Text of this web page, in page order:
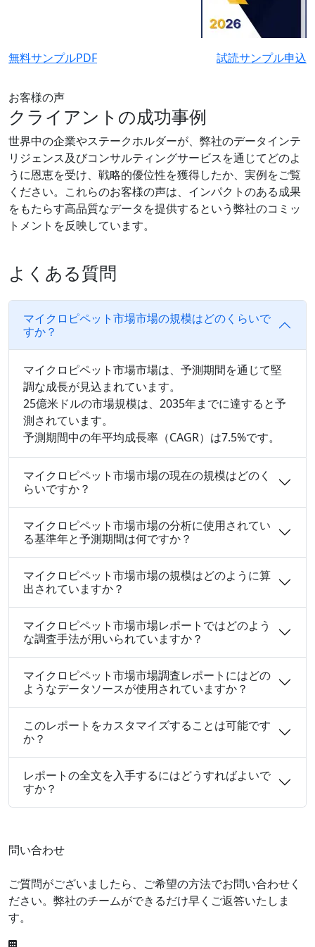
無料サンプルPDF 試読サンプル申込
お客様の声
クライアントの成功事例
世界中の企業やステークホルダーが、弊社のデータインテ
リジェンス及びコンサルティングサービスを通じてどのよ
うに恩恵を受け、戦略的優位性を獲得したか、実例をご覧
ください。これらのお客様の声は、インパクトのある成果
をもたらす高品質なデータを提供するという弊社のコミッ
トメントを反映しています。
よくある質問
マイクロピペット市場市場の規模はどのくらいで
すか？
マイクロピペット市場市場は、予測期間を通じて堅
調な成長が見込まれています。
25億米ドルの市場規模は、2035年までに達すると予
測されています。
予測期間中の年平均成長率（CAGR）は7.5%です。
マイクロピペット市場市場の現在の規模はどのく
らいですか？
マイクロピペット市場市場の分析に使用されてい
る基準年と予測期間は何ですか？
マイクロピペット市場市場の規模はどのように算
出されていますか？
マイクロピペット市場市場レポートではどのよう
な調査手法が用いられていますか？
マイクロピペット市場市場調査レポートにはどの
ようなデータソースが使用されていますか？
このレポートをカスタマイズすることは可能です
か？
レポートの全文を入手するにはどうすればよいで
すか？
問い合わせ
ご質問がございましたら、ご希望の方法でお問い合わせく
ださい。弊社のチームができるだけ早くご返答いたしま
す。